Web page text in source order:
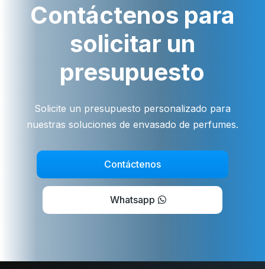
Contáctenos para
solicitar un
presupuesto
Solicite un presupuesto personalizado para
nuestras soluciones de envasado de perfumes.
Contáctenos
Whatsapp